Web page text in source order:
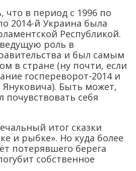
что в период с 1996 по
2014-й Украина была
Республикой.
роль в
и был самым
в стране (ну почти, если
госпереворот-2014 и
Януковича). Быть может,
почувствовать себя
итог сказки
и рыбке». Но куда более
потерявшего берега
собственное